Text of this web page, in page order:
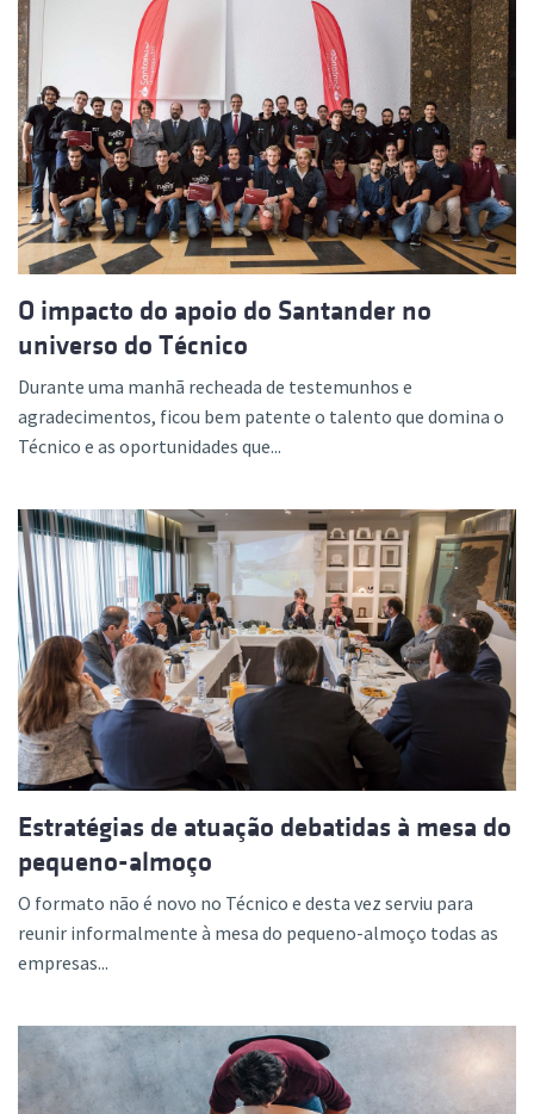
O impacto do apoio do Santander no
universo do Técnico
Durante uma manhã recheada de testemunhos e
agradecimentos, ficou bem patente o talento que domina o
Técnico e as oportunidades que...
Estratégias de atuação debatidas à mesa do
pequeno-almoço
O formato não é novo no Técnico e desta vez serviu para
reunir informalmente à mesa do pequeno-almoço todas as
empresas...